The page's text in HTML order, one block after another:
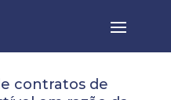
contratos de